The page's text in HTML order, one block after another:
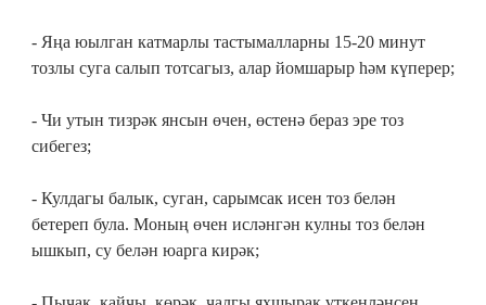
- Яңа юылган катмарлы тастымалларны 15-20 ми­нут
тозлы суга салып тотсагыз, алар йомшарыр һәм күперер;
- Чи утын тизрәк янсын өчен, өстенә бераз эре тоз
сибегез;
- Кулдагы балык, суган, сарымсак исен тоз белән
бетереп була. Моның өчен исләнгән кулны тоз белән
ышкып, су белән юарга кирәк;